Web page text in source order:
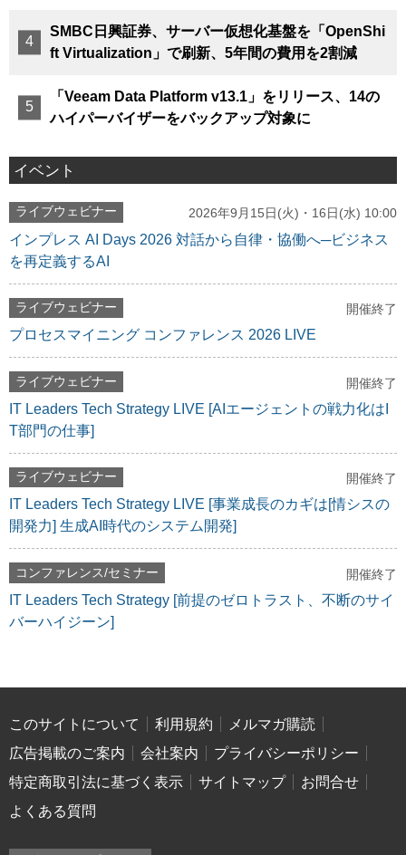
SMBC日興証券、サーバー仮想化基盤を「OpenShi
ft Virtualization」で刷新、5年間の費用を2割減
「Veeam Data Platform v13.1」をリリース、14の
ハイパーバイザーをバックアップ対象に
イベント
ライブウェビナー 2026年9月15日(火)・16日(水) 10:00
インプレス AI Days 2026 対話から自律・協働へ─ビジネス
を再定義するAI
ライブウェビナー 開催終了
プロセスマイニング コンファレンス 2026 LIVE
ライブウェビナー 開催終了
IT Leaders Tech Strategy LIVE [AIエージェントの戦力化はI
T部門の仕事]
ライブウェビナー 開催終了
IT Leaders Tech Strategy LIVE [事業成長のカギは[情シスの
開発力] 生成AI時代のシステム開発]
コンファレンス/セミナー 開催終了
IT Leaders Tech Strategy [前提のゼロトラスト、不断のサイ
バーハイジーン]
このサイトについて 利用規約
メルマガ購読
広告掲載のご案内
会社案内
プライバシーポリシー
特定商取引法に基づく表示
サイトマップ
お問合せ
よくある質問